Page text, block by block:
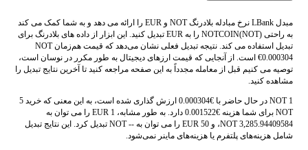
مبدل LBank نرخ مبادله بلادرنگ NOT و EUR را ارائه می دهد و به شما کمک می کند
به راحتی NOTCOIN(NOT) را به EUR تبدیل کنید. این ابزار از داده های بلادرنگ برای
تبدیل استفاده می کند. نتیجه تبدیل فعلی نشان می‌دهد که قیمت هم‌زمان NOT
€0.000304 است. از آنجایی که قیمت ارزهای دیجیتال به طور مکرر در نوسان است،
توصیه می کنیم قبل از معامله مجدداً به این صفحه مراجعه کنید تا آخرین نتایج تبدیل را
مشاهده کنید.
1 NOT در حال حاضر با €0.000304 ارزش گذاری شده است، به این معنی که خرید 5
NOT برای شما هزینه €0.001522 دارد. به طور مشابه، 1 EUR را می توان به
3,285.94409584 NOT، و 50 EUR را می توان به -- NOT تبدیل کرد. این نتایج تبدیل
شامل هزینه‌های پلتفرم یا هزینه‌های ماینر نمی‌شود.